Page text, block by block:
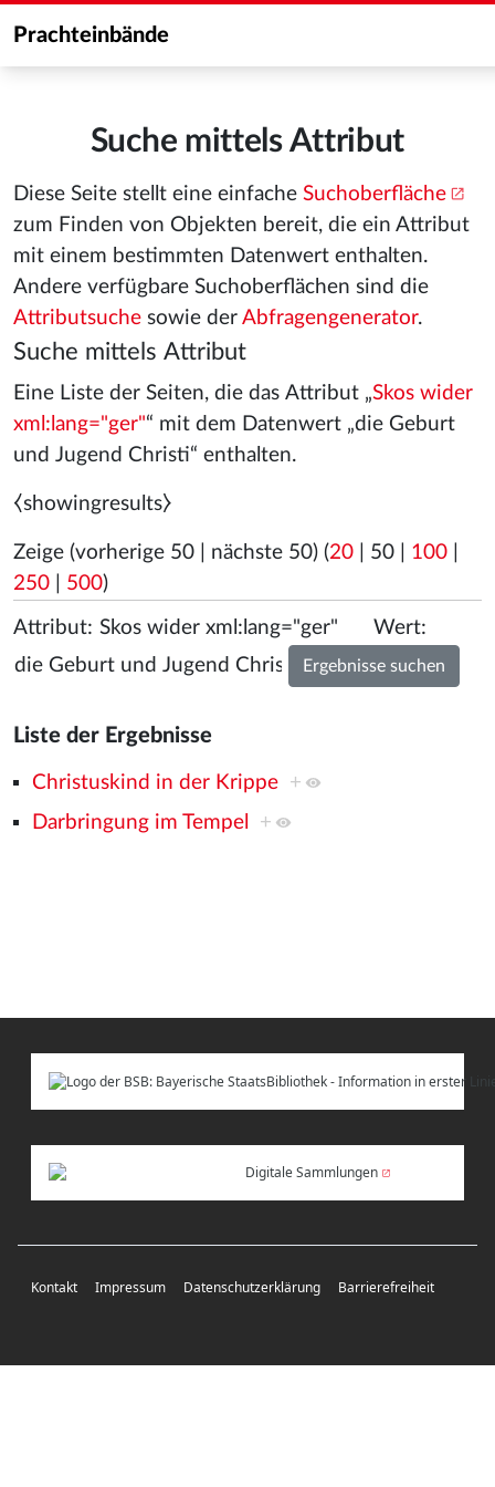
Prachteinbände
Suche mittels Attribut
Diese Seite stellt eine einfache Suchoberfläche
zum Finden von Objekten bereit, die ein Attribut
mit einem bestimmten Datenwert enthalten.
Andere verfügbare Suchoberflächen sind die
Attributsuche sowie der Abfragengenerator.
Suche mittels Attribut
Eine Liste der Seiten, die das Attribut „Skos wider
xml:lang="ger"“ mit dem Datenwert „die Geburt
und Jugend Christi“ enthalten.
⧼showingresults⧽
Zeige (vorherige 50 nächste 50) (20 50 100
250
500)
Attribut: Wert:
Liste der Ergebnisse
Christuskind in der Krippe +
Darbringung im Tempel
+
Digitale Sammlungen
Kontakt Impressum Datenschutzerklärung Barrierefreiheit